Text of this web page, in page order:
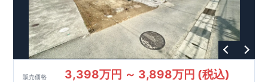
販売価格 3,398万円 ～ 3,898万円 (税込)